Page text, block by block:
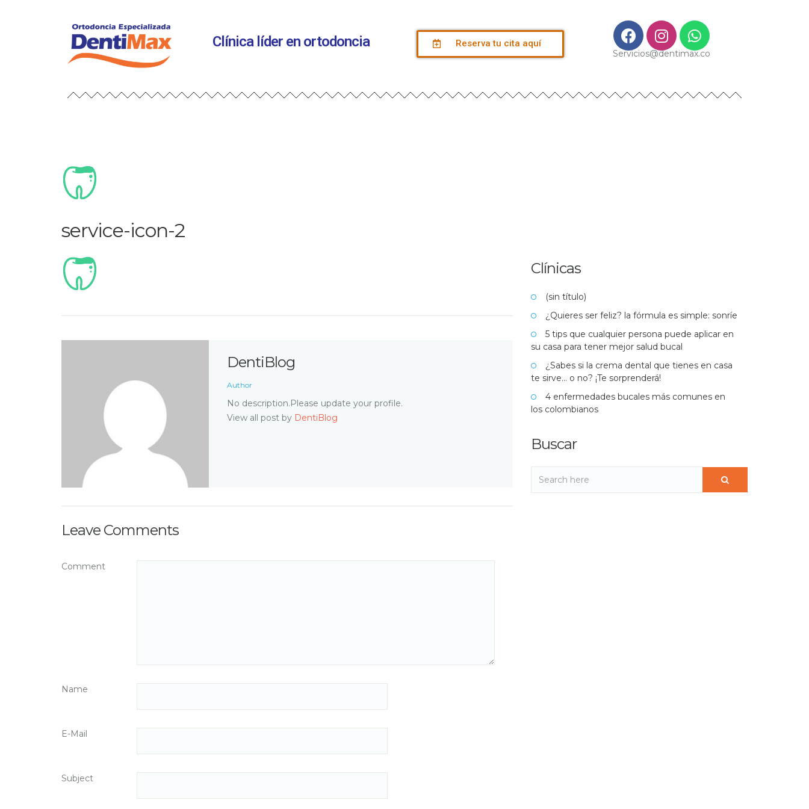
Clínica líder en ortodoncia
Reserva tu cita aquí
Servicios@dentimax.co
service-icon-2
DentiBlog
Author
No description.Please update your profile.
View all post by DentiBlog
Leave Comments
Comment
Name
E-Mail
Subject
Clínicas
(sin título)
¿Quieres ser feliz? la fórmula es simple: sonríe
5 tips que cualquier persona puede aplicar en
su casa para tener mejor salud bucal
¿Sabes si la crema dental que tienes en casa
te sirve… o no? ¡Te sorprenderá!
4 enfermedades bucales más comunes en
los colombianos
Buscar